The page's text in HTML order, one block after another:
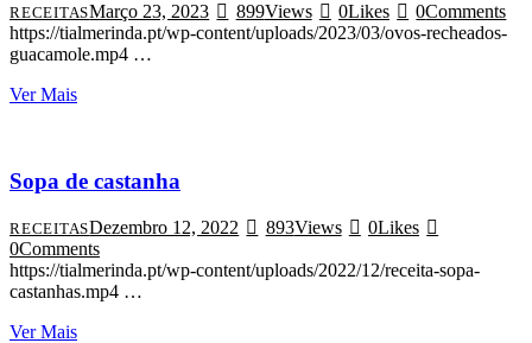
RECEITASMarço 23, 2023 899Views 0Likes 0Comments
https://tialmerinda.pt/wp-content/uploads/2023/03/ovos-recheados-
guacamole.mp4 …
Ver Mais
Sopa de castanha
RECEITASDezembro 12, 2022 893Views 0Likes
0Comments
https://tialmerinda.pt/wp-content/uploads/2022/12/receita-sopa-
castanhas.mp4 …
Ver Mais